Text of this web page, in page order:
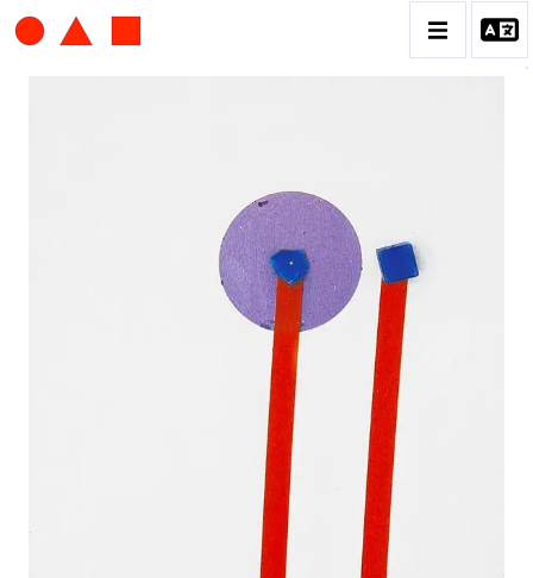
ALBERT CHUBAC
BIOGRAPHIE
CATALOGUE DES OEUVRES
CONTACT